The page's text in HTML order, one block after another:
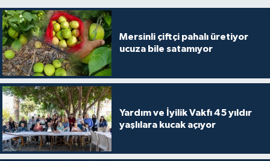
Mersinli çiftçi pahalı üretiyor
ucuza bile satamıyor
Yardım ve İyilik Vakfı 45 yıldır
yaşlılara kucak açıyor